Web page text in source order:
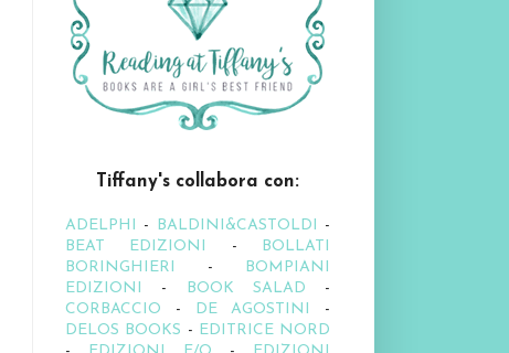
Tiffany's collabora con:
ADELPHI - BALDINI&CASTOLDI -
BEAT EDIZIONI
- BOLLATI
BORINGHIERI - BOMPIANI
EDIZIONI
- BOOK SALAD -
CORBACCIO - DE AGOSTINI
-
DELOS BOOKS - EDITRICE NORD